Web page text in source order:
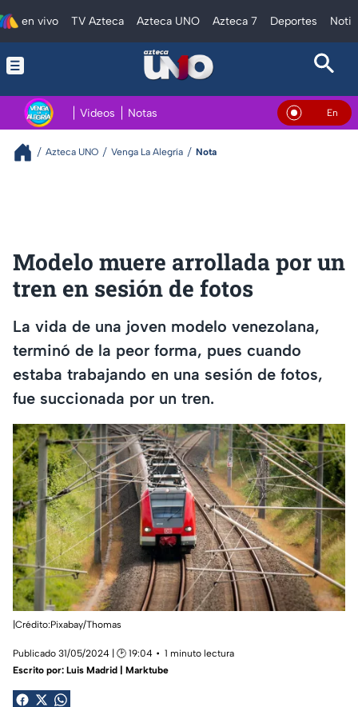
en vivo TV Azteca Azteca UNO Azteca 7 Deportes
Videos Notas En Vivo
Azteca UNO Venga La Alegría Nota
Modelo muere arrollada por un
tren en sesión de fotos
La vida de una joven modelo venezolana,
terminó de la peor forma, pues cuando
estaba trabajando en una sesión de fotos,
fue succionada por un tren.
|Crédito:Pixabay/Thomas
Publicado 31/05/2024 | 🕑 19:04
1 minuto lectura
Escrito por: Luis Madrid | Marktube